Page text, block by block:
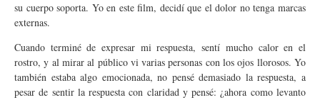
su cuerpo soporta. Yo en este film, decidí que el dolor no tenga marcas
externas.
Cuando terminé de expresar mi respuesta, sentí mucho calor en el
rostro, y al mirar al público vi varias personas con los ojos llorosos. Yo
también estaba algo emocionada, no pensé demasiado la respuesta, a
pesar de sentir la respuesta con claridad y pensé: ¿ahora como levanto